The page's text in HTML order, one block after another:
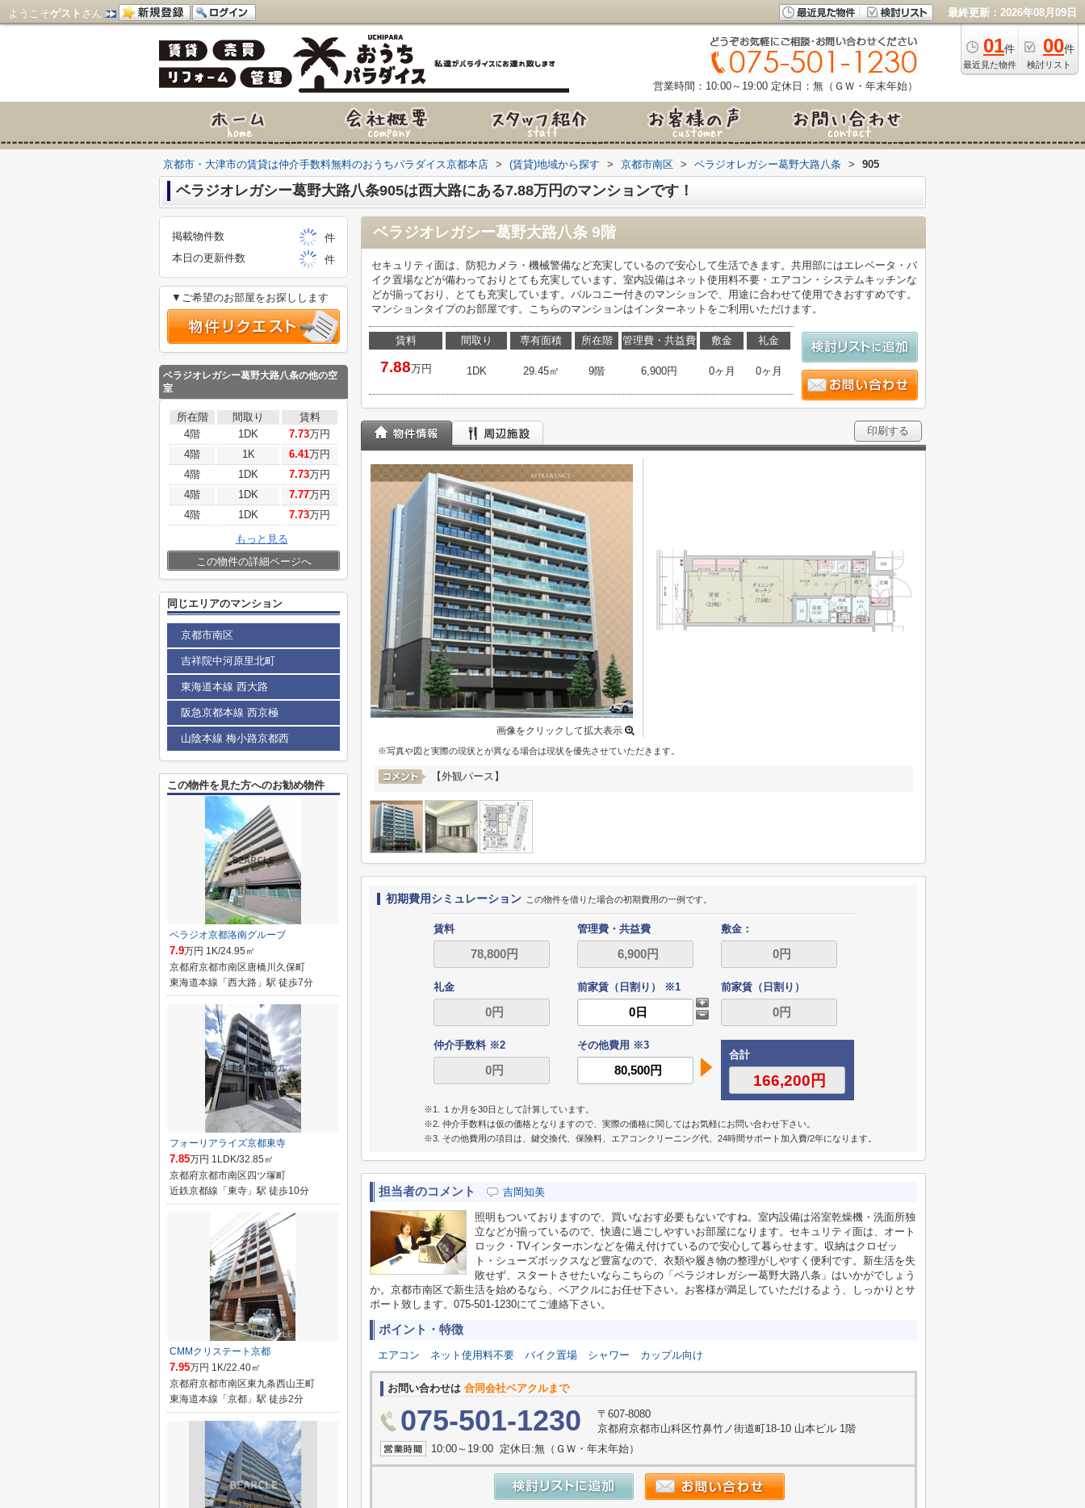
ようこそゲスト さん 最終更新：2026年08月09日
01件
最近見た物件
00件
検討リスト
営業時間：10:00～19:00 定休日：無（ＧＷ・年末年始）
京都市・大津市の賃貸は仲介手数料無料のおうちパラダイス京都本店 > (賃貸)地域から探す > 京都市南区 > ベラジオレガシー葛野大路八条 > 905
ベラジオレガシー葛野大路八条905は西大路にある7.88万円のマンションです！
ベラジオレガシー葛野大路八条 9階
セキュリティ面は、防犯カメラ・機械警備など充実しているので安心して生活できます。共用部にはエレベータ・バ
イク置場などが備わっておりとても充実しています。室内設備はネット使用料不要・エアコン・システムキッチンな
どが揃っており、とても充実しています。バルコニー付きのマンションで、用途に合わせて使用できおすすめです。
マンションタイプのお部屋です。こちらのマンションはインターネットをご利用いただけます。
賃料
7.88万円
間取り
1DK
専有面積
29.45㎡
所在階
9階
管理費・共益費
6,900円
敷金
0ヶ月
礼金
0ヶ月
印刷する
画像をクリックして拡大表示
※写真や図と実際の現状とが異なる場合は現状を優先させていただきます。
【外観パース】
初期費用シミュレーション この物件を借りた場合の初期費用の一例です。
賃料 管理費・共益費 敷金：
礼金 前家賃（日割り） ※1 前家賃（日割り）
仲介手数料 ※2
その他費用 ※3
合計
※1. １か月を30日として計算しています。
※2. 仲介手数料は仮の価格となりますので、実際の価格に関してはお気軽にお問い合わせ下さい。
※3. その他費用の項目は、鍵交換代、保険料、エアコンクリーニング代、24時間サポート加入費/2年になります。
担当者のコメント 吉岡知美
照明もついておりますので、買いなおす必要もないですね。室内設備は浴室乾燥機・洗面所独
立などが揃っているので、快適に過ごしやすいお部屋になります。セキュリティ面は、オート
ロック・TVインターホンなどを備え付けているので安心して暮らせます。収納はクロゼッ
ト・シューズボックスなど豊富なので、衣類や履き物の整理がしやすく便利です。新生活を失
敗せず、スタートさせたいならこちらの「ベラジオレガシー葛野大路八条」はいかがでしょう
か。京都市南区で新生活を始めるなら、ベアクルにお任せ下さい。お客様が満足していただけるよう、しっかりとサ
ポート致します。075-501-1230にてご連絡下さい。
ポイント・特徴
エアコン ネット使用料不要 バイク置場 シャワー カップル向け
お問い合わせは 合同会社ベアクルまで
075-501-1230
〒607-8080
京都府京都市山科区竹鼻竹ノ街道町18-10 山本ビル 1階
10:00～19:00 定休日:無（ＧＷ・年末年始）
掲載物件数
件
本日の更新件数
件
▼ご希望のお部屋をお探しします
ベラジオレガシー葛野大路八条の他の空
室
所在階 間取り
賃料
4階
1DK 7.73万円
4階
1K 6.41万円
4階
1DK 7.73万円
4階
1DK 7.77万円
4階
1DK 7.73万円
もっと見る
この物件の詳細ページへ
同じエリアのマンション
京都市南区
吉祥院中河原里北町
東海道本線 西大路
阪急京都本線 西京極
山陰本線 梅小路京都西
この物件を見た方へのお勧め物件
ベラジオ京都洛南グルーブ
7.9万円 1K/24.95㎡
京都府京都市南区唐橋川久保町
東海道本線「西大路」駅 徒歩7分
フォーリアライズ京都東寺
7.85万円 1LDK/32.85㎡
京都府京都市南区四ツ塚町
近鉄京都線「東寺」駅 徒歩10分
CMMクリステート京都
7.95万円 1K/22.40㎡
京都府京都市南区東九条西山王町
東海道本線「京都」駅 徒歩2分